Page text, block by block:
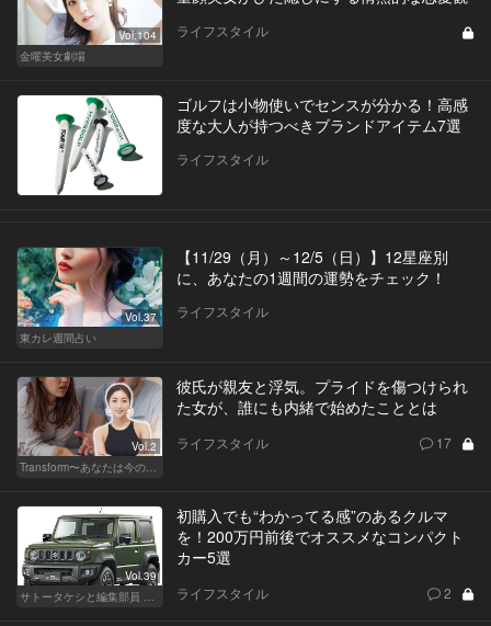
Vol.104
金曜美女劇場
ライフスタイル
ゴルフは小物使いでセンスが分かる！高感
度な大人が持つべきブランドアイテム7選
ライフスタイル
Vol.37
東カレ週間占い
【11/29（月）～12/5（日）】12星座別
に、あなたの1週間の運勢をチェック！
ライフスタイル
Vol.2
彼氏が親友と浮気。プライドを傷つけられ
た女が、誰にも内緒で始めたこととは
ライフスタイル 17
Vol.39
初購入でも“わかってる感”のあるクルマ
を！200万円前後でオススメなコンパクト
カー5選
ライフスタイル 2